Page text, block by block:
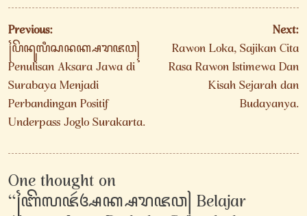
Navigasi
pos
Previous:
꧌ꦥꦼꦤꦸꦭꦶꦱꦤꦏ꧀ꦱꦫꦗꦮ꧍
Penulisan Aksara Jawa di
Surabaya Menjadi
Perbandingan Positif
Underpass Joglo Surakarta.
Next:
Rawon Loka, Sajikan Cita
Rasa Rawon Istimewa Dan
Kisah Sejarah dan
Budayanya.
One thought on
“꧌ꦧꦼꦭꦗꦂꦄꦏ꧀ꦱꦫꦗꦮ꧍ Belajar